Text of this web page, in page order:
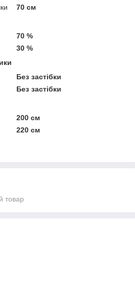
70 см
70 %
30 %
Без застібки
Без застібки
200 см
220 см
товар